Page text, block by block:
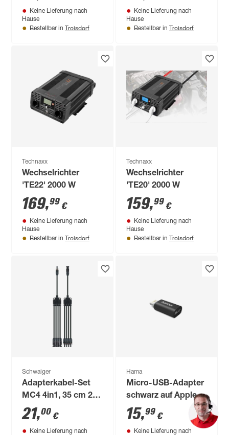
Keine Lieferung nach
Hause
Bestellbar in Troisdorf
Keine Lieferung nach
Hause
Bestellbar in Troisdorf
Technaxx
Wechselrichter
'TE22' 2000 W
169,99 €
Keine Lieferung nach
Hause
Bestellbar in Troisdorf
Technaxx
Wechselrichter
'TE20' 2000 W
159,99 €
Keine Lieferung nach
Hause
Bestellbar in Troisdorf
Schwaiger
Adapterkabel-Set
MC4 4in1, 35 cm 2-
teilig
21,00 €
Keine Lieferung nach
Hama
Micro-USB-Adapter
schwarz auf Apple®
Lightning-Stecker
15,99 €
Keine Lieferung nach